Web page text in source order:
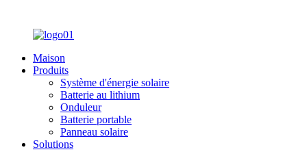
Maison
Produits
Système d'énergie solaire
Batterie au lithium
Onduleur
Batterie portable
Panneau solaire
Solutions